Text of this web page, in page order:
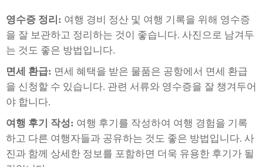
영수증 정리: 여행 경비 정산 및 여행 기록을 위해 영수증
을 잘 보관하고 정리하는 것이 좋습니다. 사진으로 남겨두
는 것도 좋은 방법입니다.
면세 환급: 면세 혜택을 받은 물품은 공항에서 면세 환급
을 신청할 수 있습니다. 관련 서류와 영수증을 잘 챙겨두어
야 합니다.
여행 후기 작성: 여행 후기를 작성하여 여행 경험을 기록
하고 다른 여행자들과 공유하는 것도 좋은 방법입니다. 사
진과 함께 상세한 정보를 포함하면 더욱 유용한 후기가 될